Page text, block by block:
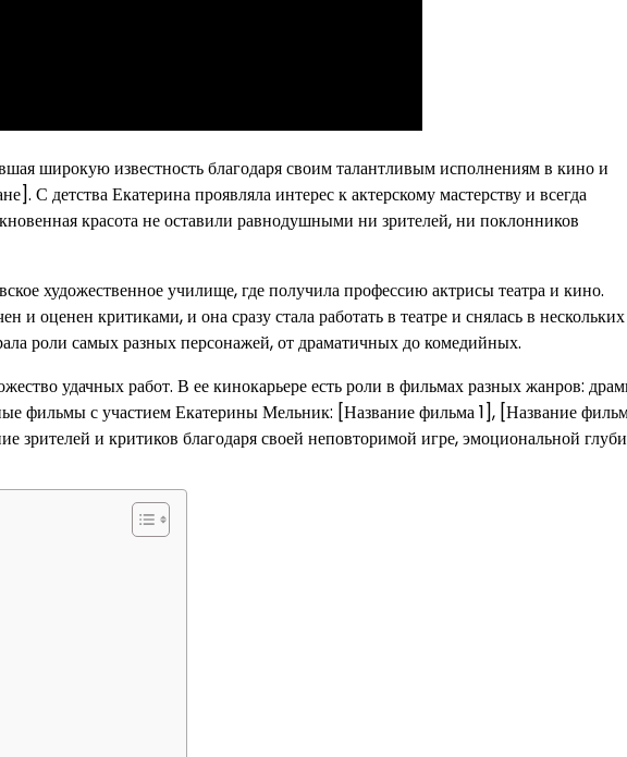
широкую известность благодаря своим талантливым исполнениям в кино и
С детства Екатерина проявляла интерес к актерскому мастерству и всегда
красота не оставили равнодушными ни зрителей, ни поклонников
художественное училище, где получила профессию актрисы театра и кино.
и оценен критиками, и она сразу стала работать в театре и снялась в нескольких
роли самых разных персонажей, от драматичных до комедийных.
удачных работ. В ее кинокарьере есть роли в фильмах разных жанров:
фильмы с участием Екатерины Мельник: [Название фильма 1], [Название
и критиков благодаря своей неповторимой игре, эмоциональной